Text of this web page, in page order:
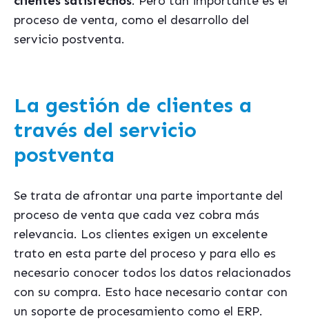
proceso de venta, como el desarrollo del
servicio postventa.
La gestión de clientes a
través del servicio
postventa
Se trata de afrontar una parte importante del
proceso de venta que cada vez cobra más
relevancia. Los clientes exigen un excelente
trato en esta parte del proceso y para ello es
necesario conocer todos los datos relacionados
con su compra. Esto hace necesario contar con
un soporte de procesamiento como el ERP.